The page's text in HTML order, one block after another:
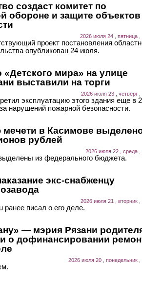
создаст комитет по
обороне и защите объектов
2026 июля 24 , пятница ,
проект постановления
опубликован 24 июля.
мира» на улице
выставили на торги
2026 июля 23 , четверг ,
эксплуатацию этого здания еще в
нарушений пожарной безопасности.
мечети в Касимове
рублей
2026 июля 22 , среда ,
из федерального бюджета.
экс-снабженцу
2026 июля 21 , вторник ,
ранее писал о его деле.
— мэрия Рязани
о дофинансировании
2026 июля 20 , понедельник ,